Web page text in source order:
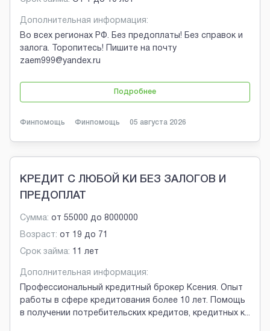
Дополнительная информация:
Во всех регионах РФ. Без предоплаты! Без справок и
залога. Торопитесь! Пишите на почту
zaem999@yandex.ru
Подробнее
Финпомощь Финпомощь 05 августа 2026
КРЕДИТ С ЛЮБОЙ КИ БЕЗ ЗАЛОГОВ И
ПРЕДОПЛАТ
Сумма: от 55000 до 8000000
Возраст: от 19 до 71
Срок займа: 11 лет
Дополнительная информация:
Профессиональный кредитный брокер Ксения. Опыт
работы в сфере кредитования более 10 лет. Помощь
в получении потребительских кредитов, кредитных к...